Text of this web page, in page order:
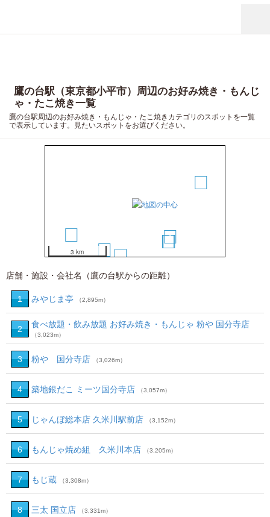
鷹の台駅（東京都小平市）周辺のお好み焼き・もんじ
ゃ・たこ焼き一覧
鷹の台駅周辺のお好み焼き・もんじゃ・たこ焼きカテゴリのスポットを一覧
で表示しています。見たいスポットをお選びください。
1
2
3
4
7
3 km
店舗・施設・会社名（鷹の台駅からの距離）
1 みやじま亭 （2,895m）
2 食べ放題・飲み放題 お好み焼き・もんじゃ 粉や 国分寺店
（3,023m）
3 粉や 国分寺店 （3,026m）
4 築地銀だこ ミーツ国分寺店 （3,057m）
5 じゃんぼ総本店 久米川駅前店 （3,152m）
6 もんじゃ焼め組 久米川本店 （3,205m）
7 もじ蔵 （3,308m）
8 三太 国立店 （3,331m）